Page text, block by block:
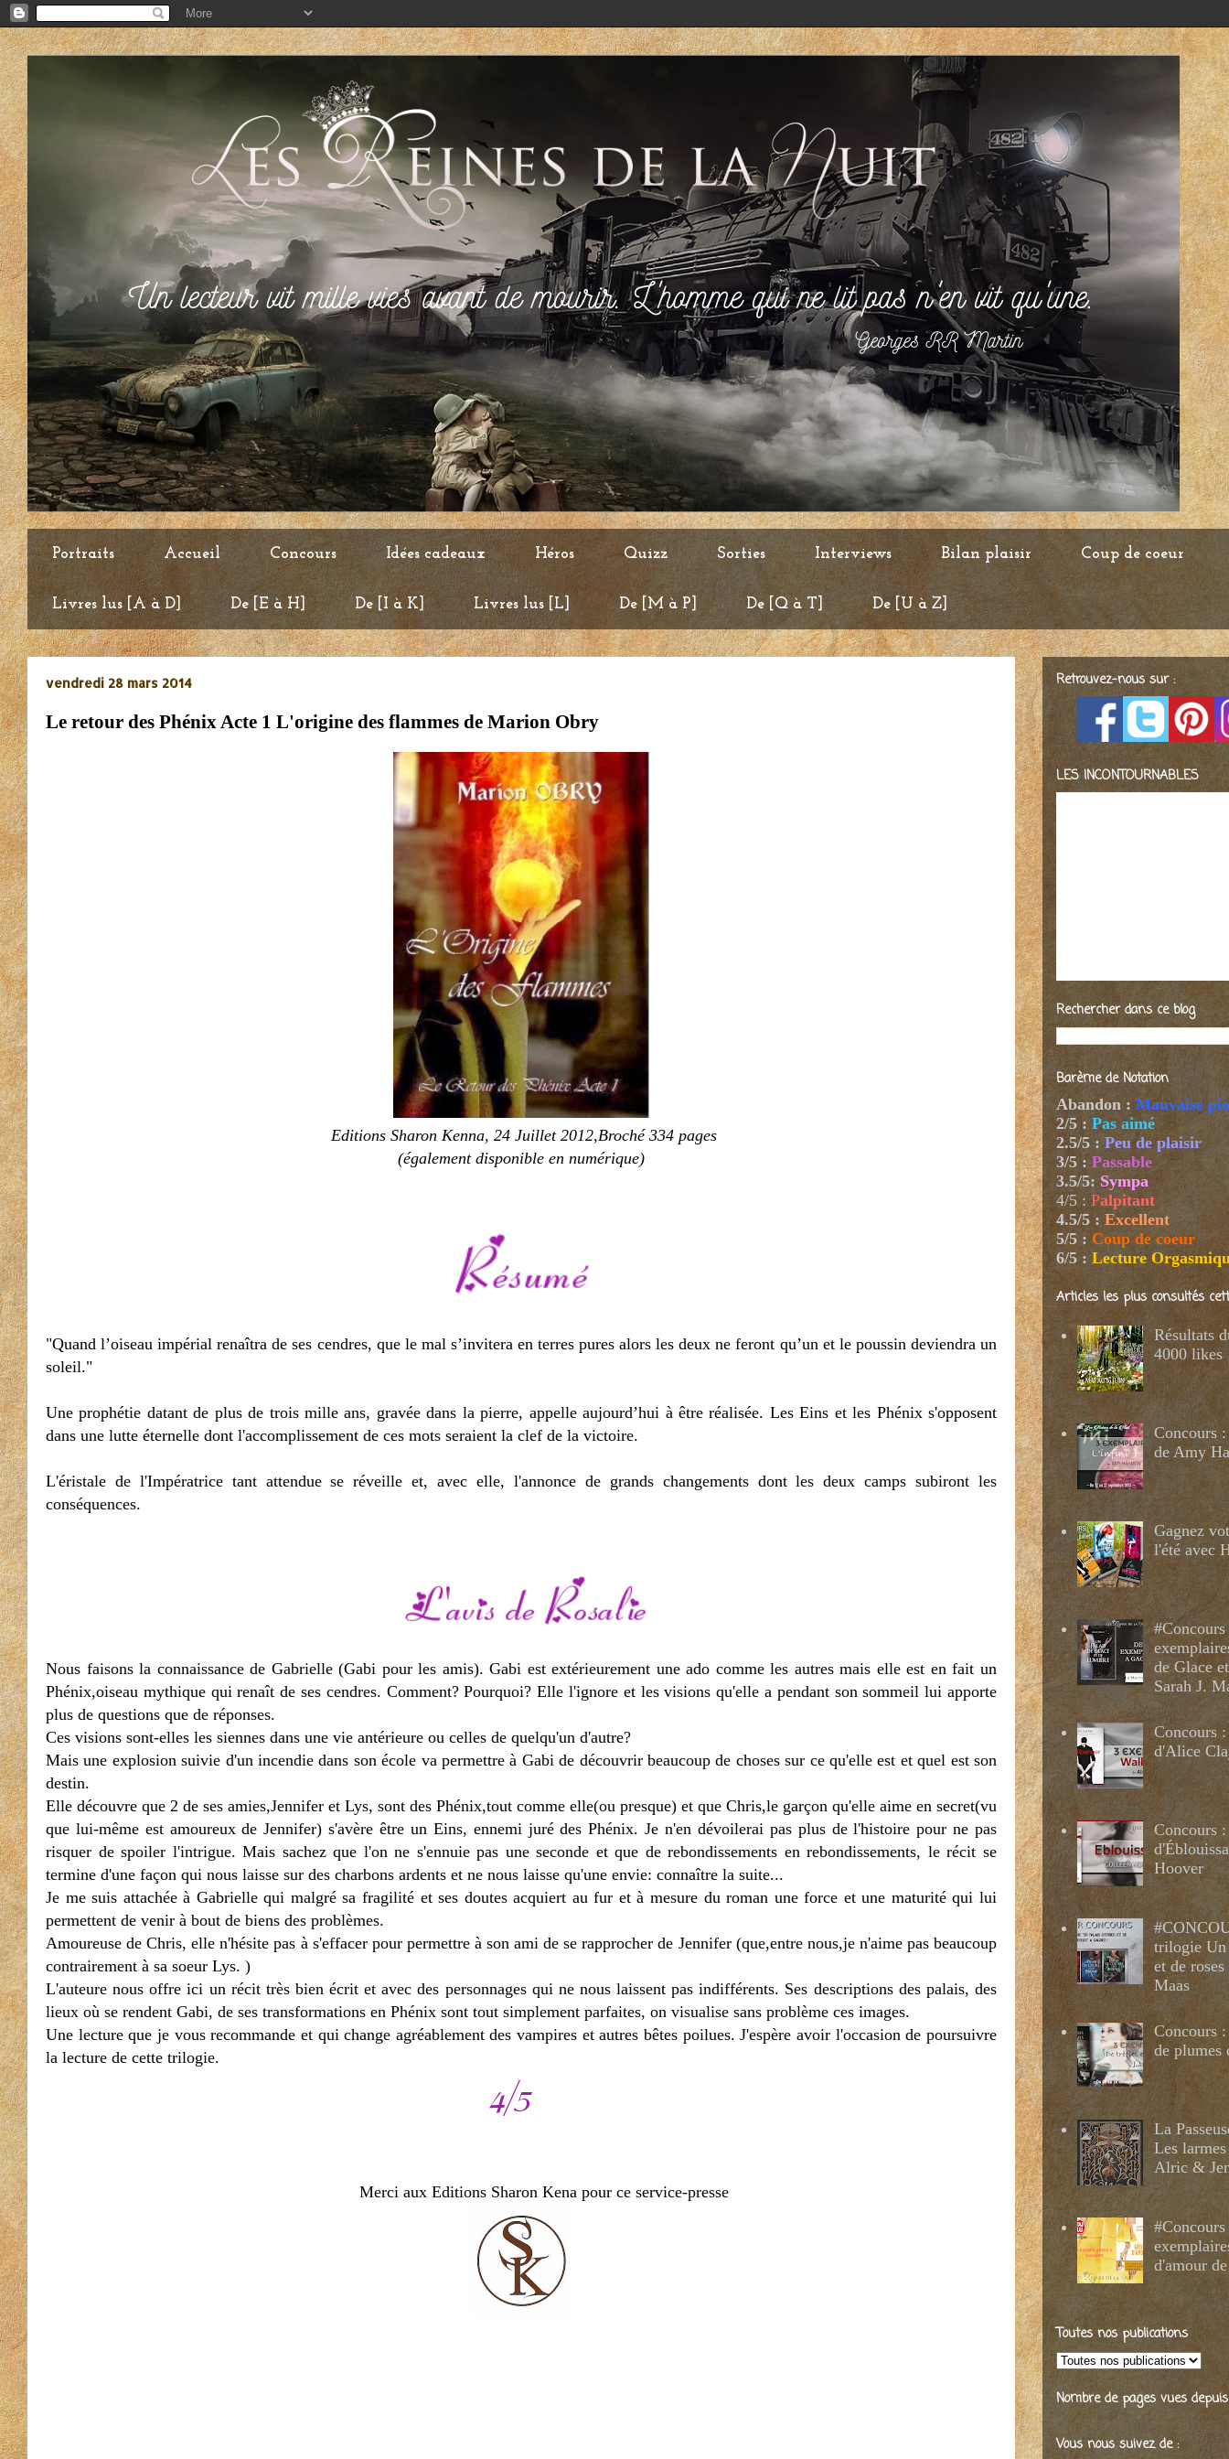
Portraits Accueil Concours Idées cadeaux Héros Quizz Sorties Interviews Bilan plaisir Coup de coeur
Livres lus [A à D] De [E à H] De [I à K] Livres lus [L] De [M à P] De [Q à T] De [U à Z]
vendredi 28 mars 2014
Le retour des Phénix Acte 1 L'origine des flammes de Marion Obry
Editions Sharon Kenna, 24 Juillet 2012,Broché 334 pages
(également disponible en numérique)
"Quand l’oiseau impérial renaîtra de ses cendres, que le mal s’invitera en terres pures alors les deux ne feront qu’un et le poussin deviendra un
soleil."
Une prophétie datant de plus de trois mille ans, gravée dans la pierre, appelle aujourd’hui à être réalisée. Les Eins et les Phénix s'opposent
dans une lutte éternelle dont l'accomplissement de ces mots seraient la clef de la victoire.
L'éristale de l'Impératrice tant attendue se réveille et, avec elle, l'annonce de grands changements dont les deux camps subiront les
conséquences.
Nous faisons la connaissance de Gabrielle (Gabi pour les amis). Gabi est extérieurement une ado comme les autres mais elle est en fait un
Phénix,oiseau mythique qui renaît de ses cendres. Comment? Pourquoi? Elle l'ignore et les visions qu'elle a pendant son sommeil lui apporte
plus de questions que de réponses.
Ces visions sont-elles les siennes dans une vie antérieure ou celles de quelqu'un d'autre?
Mais une explosion suivie d'un incendie dans son école va permettre à Gabi de découvrir beaucoup de choses sur ce qu'elle est et quel est son
destin.
Elle découvre que 2 de ses amies,Jennifer et Lys, sont des Phénix,tout comme elle(ou presque) et que Chris,le garçon qu'elle aime en secret(vu
que lui-même est amoureux de Jennifer) s'avère être un Eins, ennemi juré des Phénix. Je n'en dévoilerai pas plus de l'histoire pour ne pas
risquer de spoiler l'intrigue. Mais sachez que l'on ne s'ennuie pas une seconde et que de rebondissements en rebondissements, le récit se
termine d'une façon qui nous laisse sur des charbons ardents et ne nous laisse qu'une envie: connaître la suite...
Je me suis attachée à Gabrielle qui malgré sa fragilité et ses doutes acquiert au fur et à mesure du roman une force et une maturité qui lui
permettent de venir à bout de biens des problèmes.
Amoureuse de Chris, elle n'hésite pas à s'effacer pour permettre à son ami de se rapprocher de Jennifer (que,entre nous,je n'aime pas beaucoup
contrairement à sa soeur Lys. )
L'auteure nous offre ici un récit très bien écrit et avec des personnages qui ne nous laissent pas indifférents. Ses descriptions des palais, des
lieux où se rendent Gabi, de ses transformations en Phénix sont tout simplement parfaites, on visualise sans problème ces images.
Une lecture que je vous recommande et qui change agréablement des vampires et autres bêtes poilues. J'espère avoir l'occasion de poursuivre
la lecture de cette trilogie.
Merci aux Editions Sharon Kena pour ce service-presse
Retrouvez-nous sur :
LES INCONTOURNABLES
Rechercher dans ce blog
Barème de Notation
Abandon : Mauvaise
2/5 : Pas aimé
2.5/5 : Peu de plaisir
3/5 : Passable
3.5/5: Sympa
4/5 : Palpitant
4.5/5 : Excellent
5/5 : Coup de coeur
6/5: Lecture
Articles les plus consultés
Résultats
4000 likes
Concours
de Amy
Gagnez
l'été avec
de Glace
Sarah J.
Concours
d'Alice
Concours
Hoover
trilogie Un
et de
Maas
Concours
de plumes
La
Les
Alric &
d'amour
Toutes nos publications
Nombre de pages vues depuis
Vous nous suivez de :